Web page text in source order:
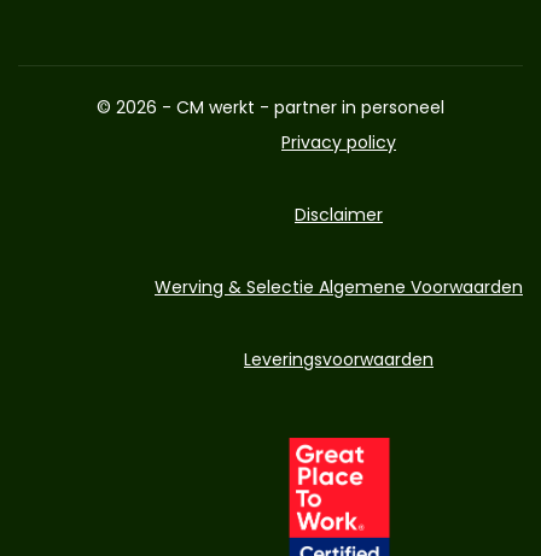
© 2026 - CM werkt - partner in personeel
Privacy policy
Disclaimer
Werving & Selectie Algemene Voorwaarden
Leveringsvoorwaarden